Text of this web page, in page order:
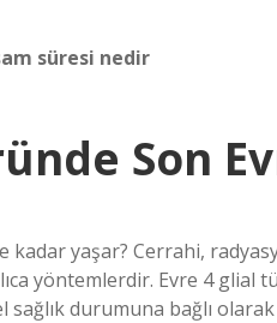
süresi nedir
Son
kadar yaşar? Cerrahi,
yöntemlerdir. Evre 4
sağlık durumuna bağlı